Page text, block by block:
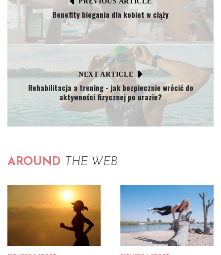
Benefity biegania dla kobiet w ciąży
NEXT ARTICLE
Rehabilitacja a trening - jak bezpiecznie wrócić do
aktywności fizycznej po urazie?
AROUND THE WEB